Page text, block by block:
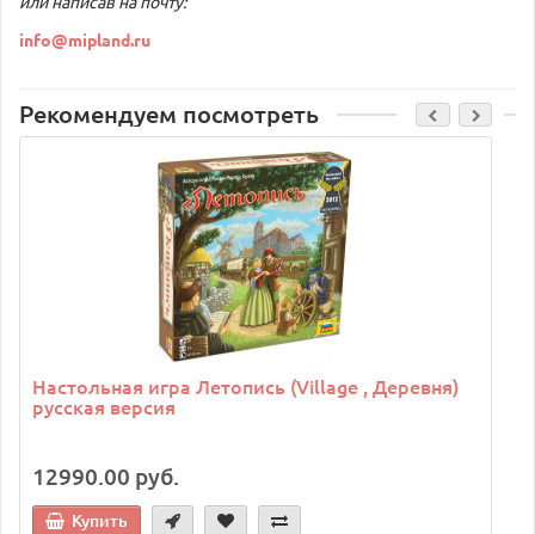
info@mipland.ru
Рекомендуем посмотреть
Настольная игра Летопись (Village , Деревня)
русская версия
12990.00 руб.
Купить